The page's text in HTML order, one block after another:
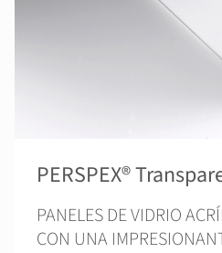
PERSPEX®
PANELES DE VIDRIO
CON UNA